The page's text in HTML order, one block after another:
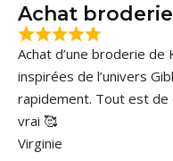
Achat
Achat d’une broderie
inspirées de l’univers
rapidement. Tout est de
vrai 🥰
Virginie